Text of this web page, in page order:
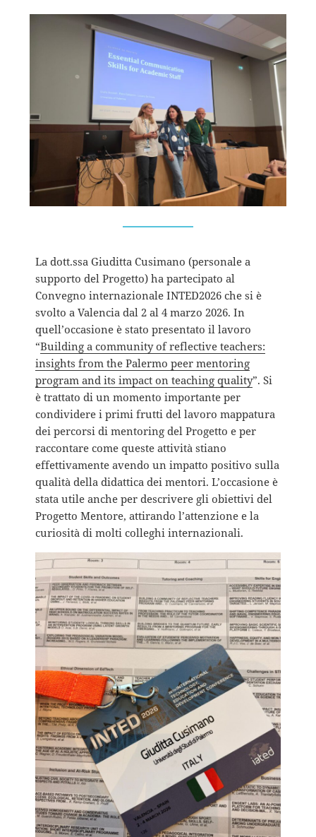
La dott.ssa Giuditta Cusimano (personale a
supporto del Progetto) ha partecipato al
Convegno internazionale INTED2026 che si è
svolto a Valencia dal 2 al 4 marzo 2026. In
quell’occasione è stato presentato il lavoro
“Building a community of reflective teachers:
insights from the Palermo peer mentoring
program and its impact on teaching quality”. Si
è trattato di un momento importante per
condividere i primi frutti del lavoro mappatura
dei percorsi di mentoring del Progetto e per
raccontare come queste attività stiano
effettivamente avendo un impatto positivo sulla
qualità della didattica dei mentori. L’occasione è
stata utile anche per descrivere gli obiettivi del
Progetto Mentore, attirando l’attenzione e la
curiosità di molti colleghi internazionali.